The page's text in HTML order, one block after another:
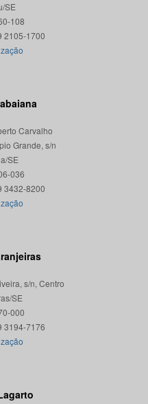
SE
108
Carvalho
Grande, s/n
SE
036
s/n, Centro
SE
000